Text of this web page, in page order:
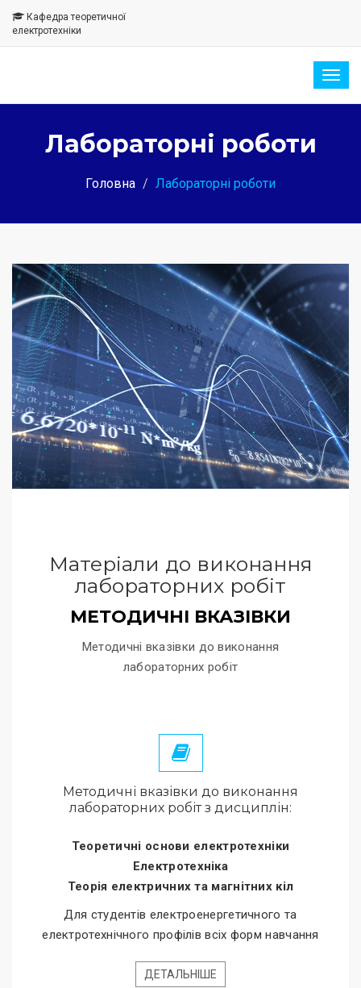
Кафедра теоретичної
електротехніки
Лабораторні роботи
Головна Лабораторні роботи
Матеріали до виконання
лабораторних робіт
МЕТОДИЧНІ ВКАЗІВКИ
Методичні вказівки до виконання
лабораторних робіт
Методичні вказівки до виконання
лабораторних робіт з дисциплін:
Теоретичні основи електротехніки
Електротехніка
Теорія електричних та магнітних кіл
Для студентів електроенергетичного та
електротехнічного профілів всіх форм навчання
ДЕТАЛЬНІШЕ